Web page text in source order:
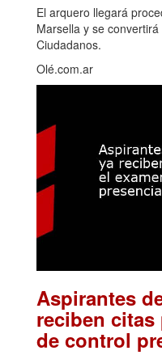
El arquero llegará
Marsella y se
Ciudadanos.
Olé.com.ar
Aspirantes
reciben citas
de control